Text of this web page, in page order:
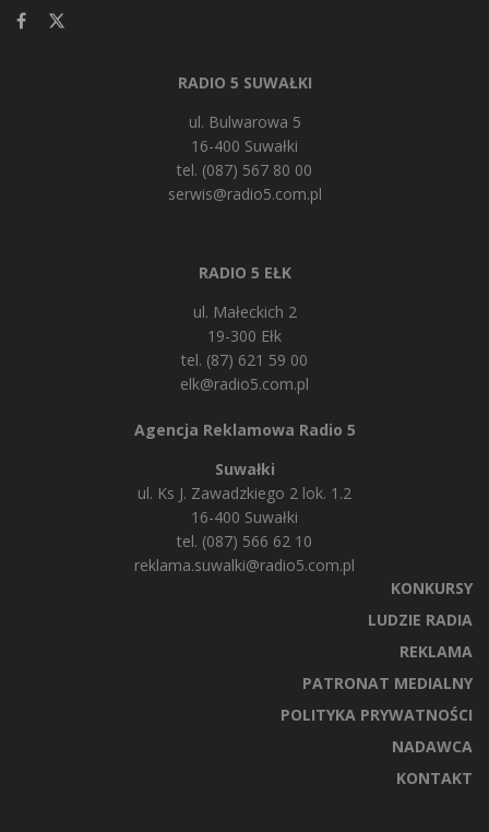
RADIO 5 SUWAŁKI
ul. Bulwarowa 5
16-400 Suwałki
tel. (087) 567 80 00
serwis@radio5.com.pl
RADIO 5 EŁK
ul. Małeckich 2
19-300 Ełk
tel. (87) 621 59 00
elk@radio5.com.pl
Agencja Reklamowa Radio 5
Suwałki
ul. Ks J. Zawadzkiego 2 lok. 1.2
16-400 Suwałki
tel. (087) 566 62 10
reklama.suwalki@radio5.com.pl
KONKURSY
LUDZIE RADIA
REKLAMA
PATRONAT MEDIALNY
POLITYKA PRYWATNOŚCI
NADAWCA
KONTAKT